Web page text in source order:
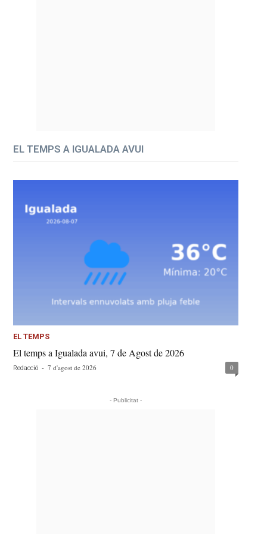
EL TEMPS A IGUALADA AVUI
EL TEMPS
El temps a Igualada avui, 7 de Agost de 2026
Redacció - 7 d'agost de 2026 0
- Publicitat -